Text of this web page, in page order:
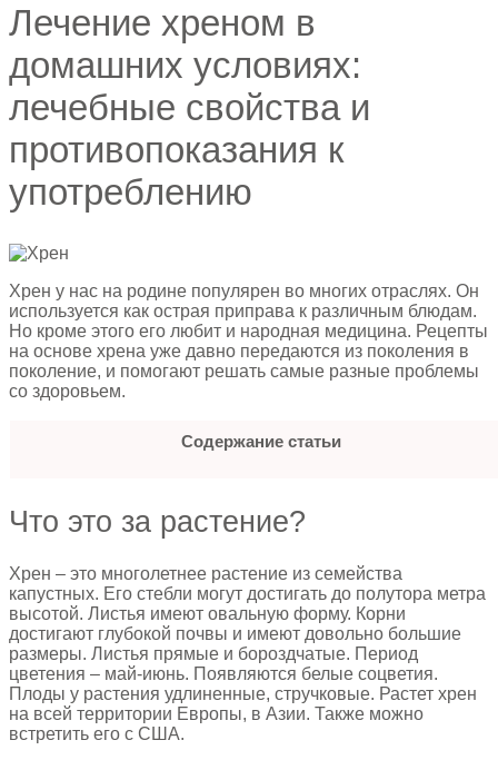
Лечение хреном в
домашних условиях:
лечебные свойства и
противопоказания к
употреблению
Хрен у нас на родине популярен во многих отраслях. Он
используется как острая приправа к различным блюдам.
Но кроме этого его любит и народная медицина. Рецепты
на основе хрена уже давно передаются из поколения в
поколение, и помогают решать самые разные проблемы
со здоровьем.
Содержание статьи
Что это за растение?
Хрен – это многолетнее растение из семейства
капустных. Его стебли могут достигать до полутора метра
высотой. Листья имеют овальную форму. Корни
достигают глубокой почвы и имеют довольно большие
размеры. Листья прямые и бороздчатые. Период
цветения – май-июнь. Появляются белые соцветия.
Плоды у растения удлиненные, стручковые. Растет хрен
на всей территории Европы, в Азии. Также можно
встретить его с США.